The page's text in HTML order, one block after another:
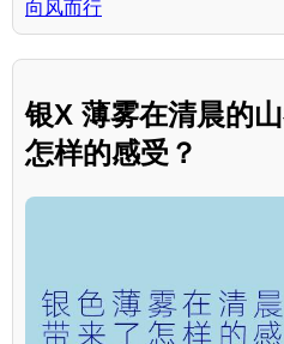
向风而行
银X 薄雾在清晨的
怎样的感受？